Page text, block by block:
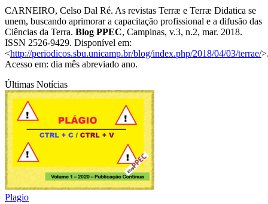
CARNEIRO, Celso Dal Ré. As revistas Terræ e Terræ Didatica se
unem, buscando aprimorar a capacitação profissional e a difusão das
Ciências da Terra. Blog PPEC, Campinas, v.3, n.2, mar. 2018.
ISSN 2526-9429. Disponível em:
<http://periodicos.sbu.unicamp.br/blog/index.php/2018/04/03/terrae/
Acesso em: dia mês abreviado ano.
Últimas Notícias
Plagio